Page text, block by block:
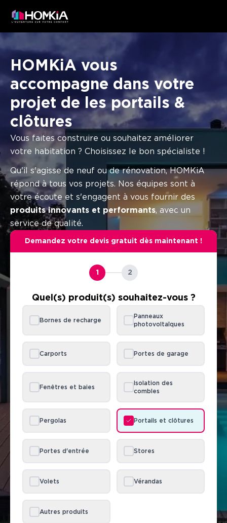
HOMKiA vous
accompagne dans votre
projet de les portails &
clôtures
Vous faites construire ou souhaitez améliorer
votre habitation ? Choisissez le bon spécialiste !
Qu'il s'agisse de neuf ou de rénovation, HOMKiA
répond à tous vos projets. Nos équipes sont à
votre écoute et s'engagent à vous fournir des
produits innovants et performants, avec un
service de qualité.
Demandez votre devis gratuit dès maintenant !
1 2
Quel(s) produit(s) souhaitez-vous ?
Bornes de recharge
Panneaux
photovoltaïques
Carports Portes de garage
Fenêtres et baies
Isolation des
combles
Pergolas Portails et clôtures
Portes d'entrée Stores
Volets Vérandas
Autres produits